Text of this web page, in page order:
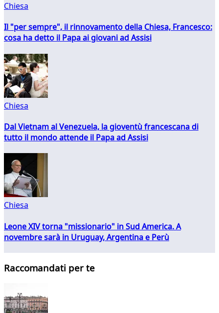
Chiesa
Il "per sempre", il rinnovamento della Chiesa, Francesco:
cosa ha detto il Papa ai giovani ad Assisi
Chiesa
Dal Vietnam al Venezuela, la gioventù francescana di
tutto il mondo attende il Papa ad Assisi
Chiesa
Leone XIV torna "missionario" in Sud America. A
novembre sarà in Uruguay, Argentina e Perù
Raccomandati per te